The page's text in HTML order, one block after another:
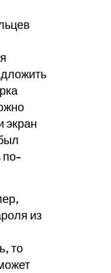
экран
по-
из
то